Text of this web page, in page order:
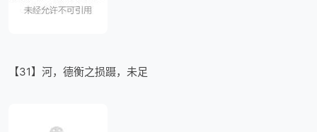
【31】河，德衡之损蹑，未足